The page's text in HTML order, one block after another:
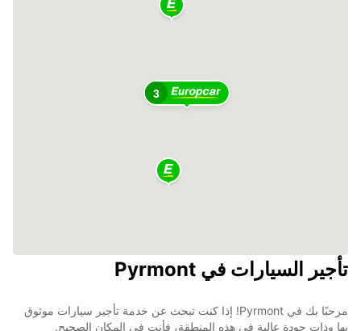
3
تأجير السيارات في Pyrmont
مرحبًا بك في Pyrmont! إذا كنت تبحث عن خدمة تأجير سيارات موثوق
بها وذات جودة عالية في هذه المنطقة، فأنت في المكان الصحيح.